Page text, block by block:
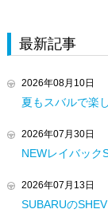
最新記事
2026年08月10日
夏もスバルで楽
2026年07月30日
NEWレイバッ
2026年07月13日
SUBARUのSHEV